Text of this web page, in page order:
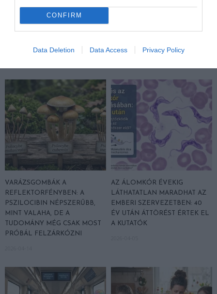
CONFIRM
Data Deletion Data Access Privacy Policy
VÁRÓLISTÁKNAK? A
DISZNÓSZERVEK ÁTÍRHATJÁK
AZ ORVOSLÁS EGYIK
SZABÁLYÁT
EGÉSZEN MÁS ARCOT MUTAT
VARÁZSGOMBÁK A
REFLEKTORFÉNYBEN: A
PSZILOCIBIN NÉPSZERŰBB,
MINT VALAHA, DE A
TUDOMÁNY MÉG CSAK MOST
PRÓBÁL FELZÁRKÓZNI
AZ ÁLOMKÓR ÉVEKIG
LÁTHATATLAN MARADHAT AZ
EMBERI SZERVEZETBEN: 40
ÉV UTÁN ÁTTÖRÉST ÉRTEK EL
A KUTATÓK